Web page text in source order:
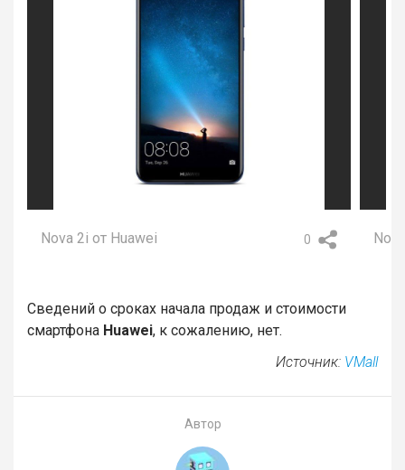
0
Nova 2i от Huawei
Сведений о сроках начала продаж и стоимости
смартфона Huawei, к сожалению, нет.
Источник: VMall
Автор